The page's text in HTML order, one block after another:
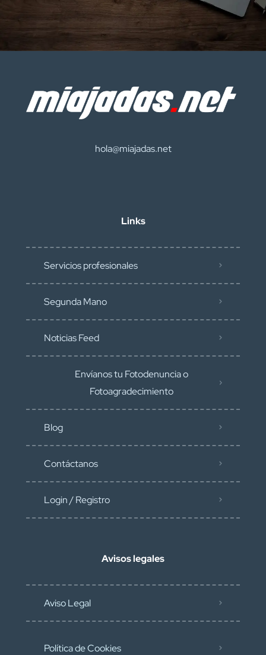
hola@miajadas.net
Links
Servicios profesionales
Segunda Mano
Noticias Feed
Envíanos tu Fotodenuncia o
Fotoagradecimiento
Blog
Contáctanos
Login / Registro
Avisos legales
Aviso Legal
Política de Cookies